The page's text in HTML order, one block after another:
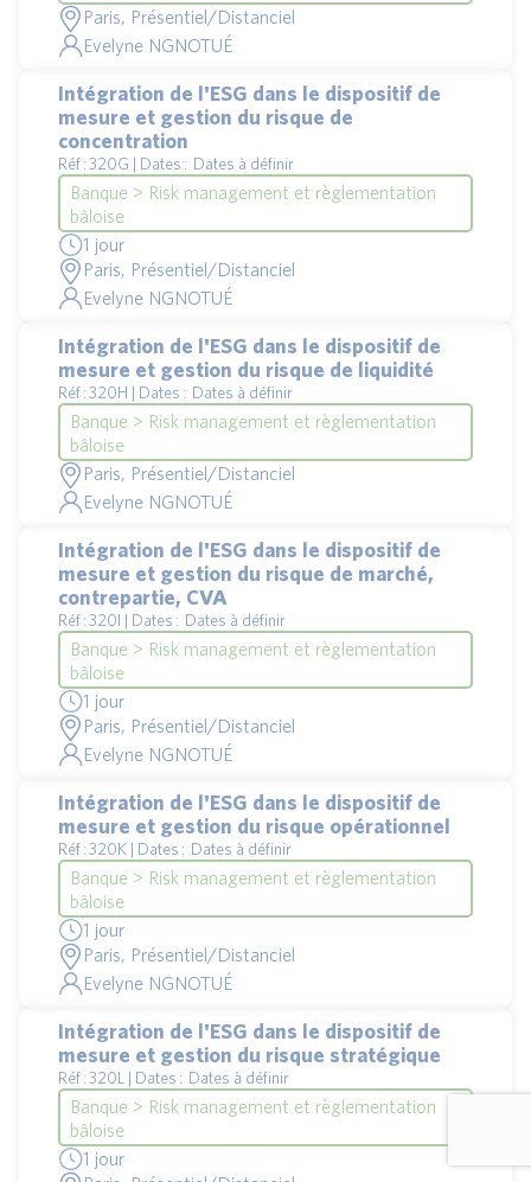
Paris, Présentiel/Distanciel
Evelyne NGNOTUÉ
Intégration de l'ESG dans le dispositif de
mesure et gestion du risque de
concentration
Réf : 320G | Dates : Dates à définir
Banque > Risk management et règlementation
bâloise
1 jour
Paris, Présentiel/Distanciel
Evelyne NGNOTUÉ
Intégration de l'ESG dans le dispositif de
mesure et gestion du risque de liquidité
Réf : 320H | Dates : Dates à définir
Banque > Risk management et règlementation
bâloise
Paris, Présentiel/Distanciel
Evelyne NGNOTUÉ
Intégration de l'ESG dans le dispositif de
mesure et gestion du risque de marché,
contrepartie, CVA
Réf : 320I | Dates : Dates à définir
Banque > Risk management et règlementation
bâloise
1 jour
Paris, Présentiel/Distanciel
Evelyne NGNOTUÉ
Intégration de l'ESG dans le dispositif de
mesure et gestion du risque opérationnel
Réf : 320K | Dates : Dates à définir
Banque > Risk management et règlementation
bâloise
1 jour
Paris, Présentiel/Distanciel
Evelyne NGNOTUÉ
Intégration de l'ESG dans le dispositif de
mesure et gestion du risque stratégique
Réf : 320L | Dates : Dates à définir
Banque > Risk management et règlementation
bâloise
1 jour